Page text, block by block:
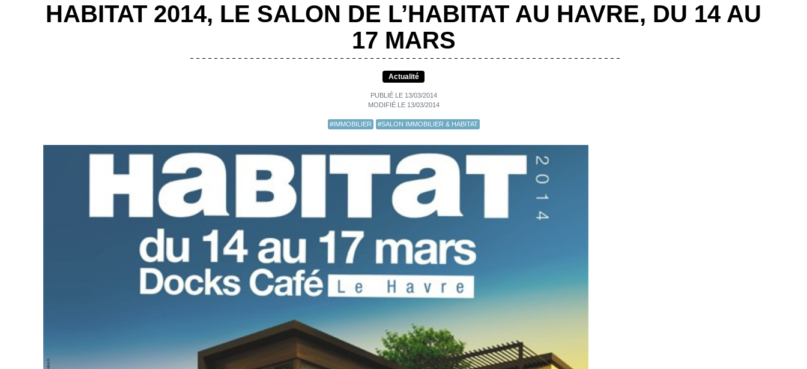
HABITAT 2014, LE SALON DE L’HABITAT AU HAVRE, DU 14 AU
17 MARS
Actualité
PUBLIÉ LE 13/03/2014
MODIFIÉ LE 13/03/2014
#IMMOBILIER #SALON IMMOBILIER & HABITAT